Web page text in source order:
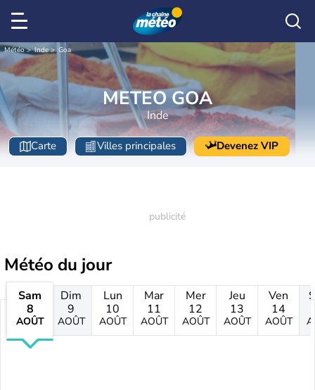
Météo Inde Goa
METEO GOA
Inde
Carte Villes principales Devenez VIP
Météo du jour
Sam
8
AOÛT
Dim
9
AOÛT
Lun
10
AOÛT
Mar
11
AOÛT
Mer
12
AOÛT
Jeu
13
AOÛT
Ven
14
AOÛT